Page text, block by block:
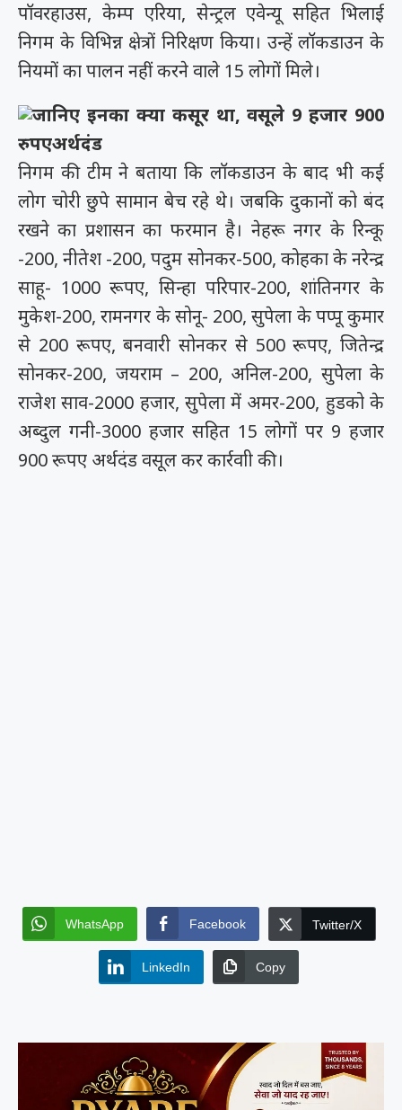
पॉवरहाउस, केम्प एरिया, सेन्ट्रल एवेन्यू सहित भिलाई
निगम के विभिन्न क्षेत्रों निरिक्षण किया। उन्हें लॉकडाउन के
नियमों का पालन नहीं करने वाले 15 लोगों मिले।
जानिए इनका क्या कसूर था, वसूले 9 हजार 900
रुपएअर्थदंड
निगम की टीम ने बताया कि लॉकडाउन के बाद भी कई
लोग चोरी छुपे सामान बेच रहे थे। जबकि दुकानों को बंद
रखने का प्रशासन का फरमान है। नेहरू नगर के रिन्कू
-200, नीतेश -200, पदुम सोनकर-500, कोहका के नरेन्द्र
साहू- 1000 रूपए, सिन्हा परिपार-200, शांतिनगर के
मुकेश-200, रामनगर के सोनू- 200, सुपेला के पप्पू कुमार
से 200 रूपए, बनवारी सोनकर से 500 रूपए, जितेन्द्र
सोनकर-200, जयराम – 200, अनिल-200, सुपेला के
राजेश साव-2000 हजार, सुपेला में अमर-200, हुडको के
अब्दुल गनी-3000 हजार सहित 15 लोगों पर 9 हजार
900 रूपए अर्थदंड वसूल कर कार्रवाी की।
WhatsApp Facebook Twitter/X
LinkedIn Copy